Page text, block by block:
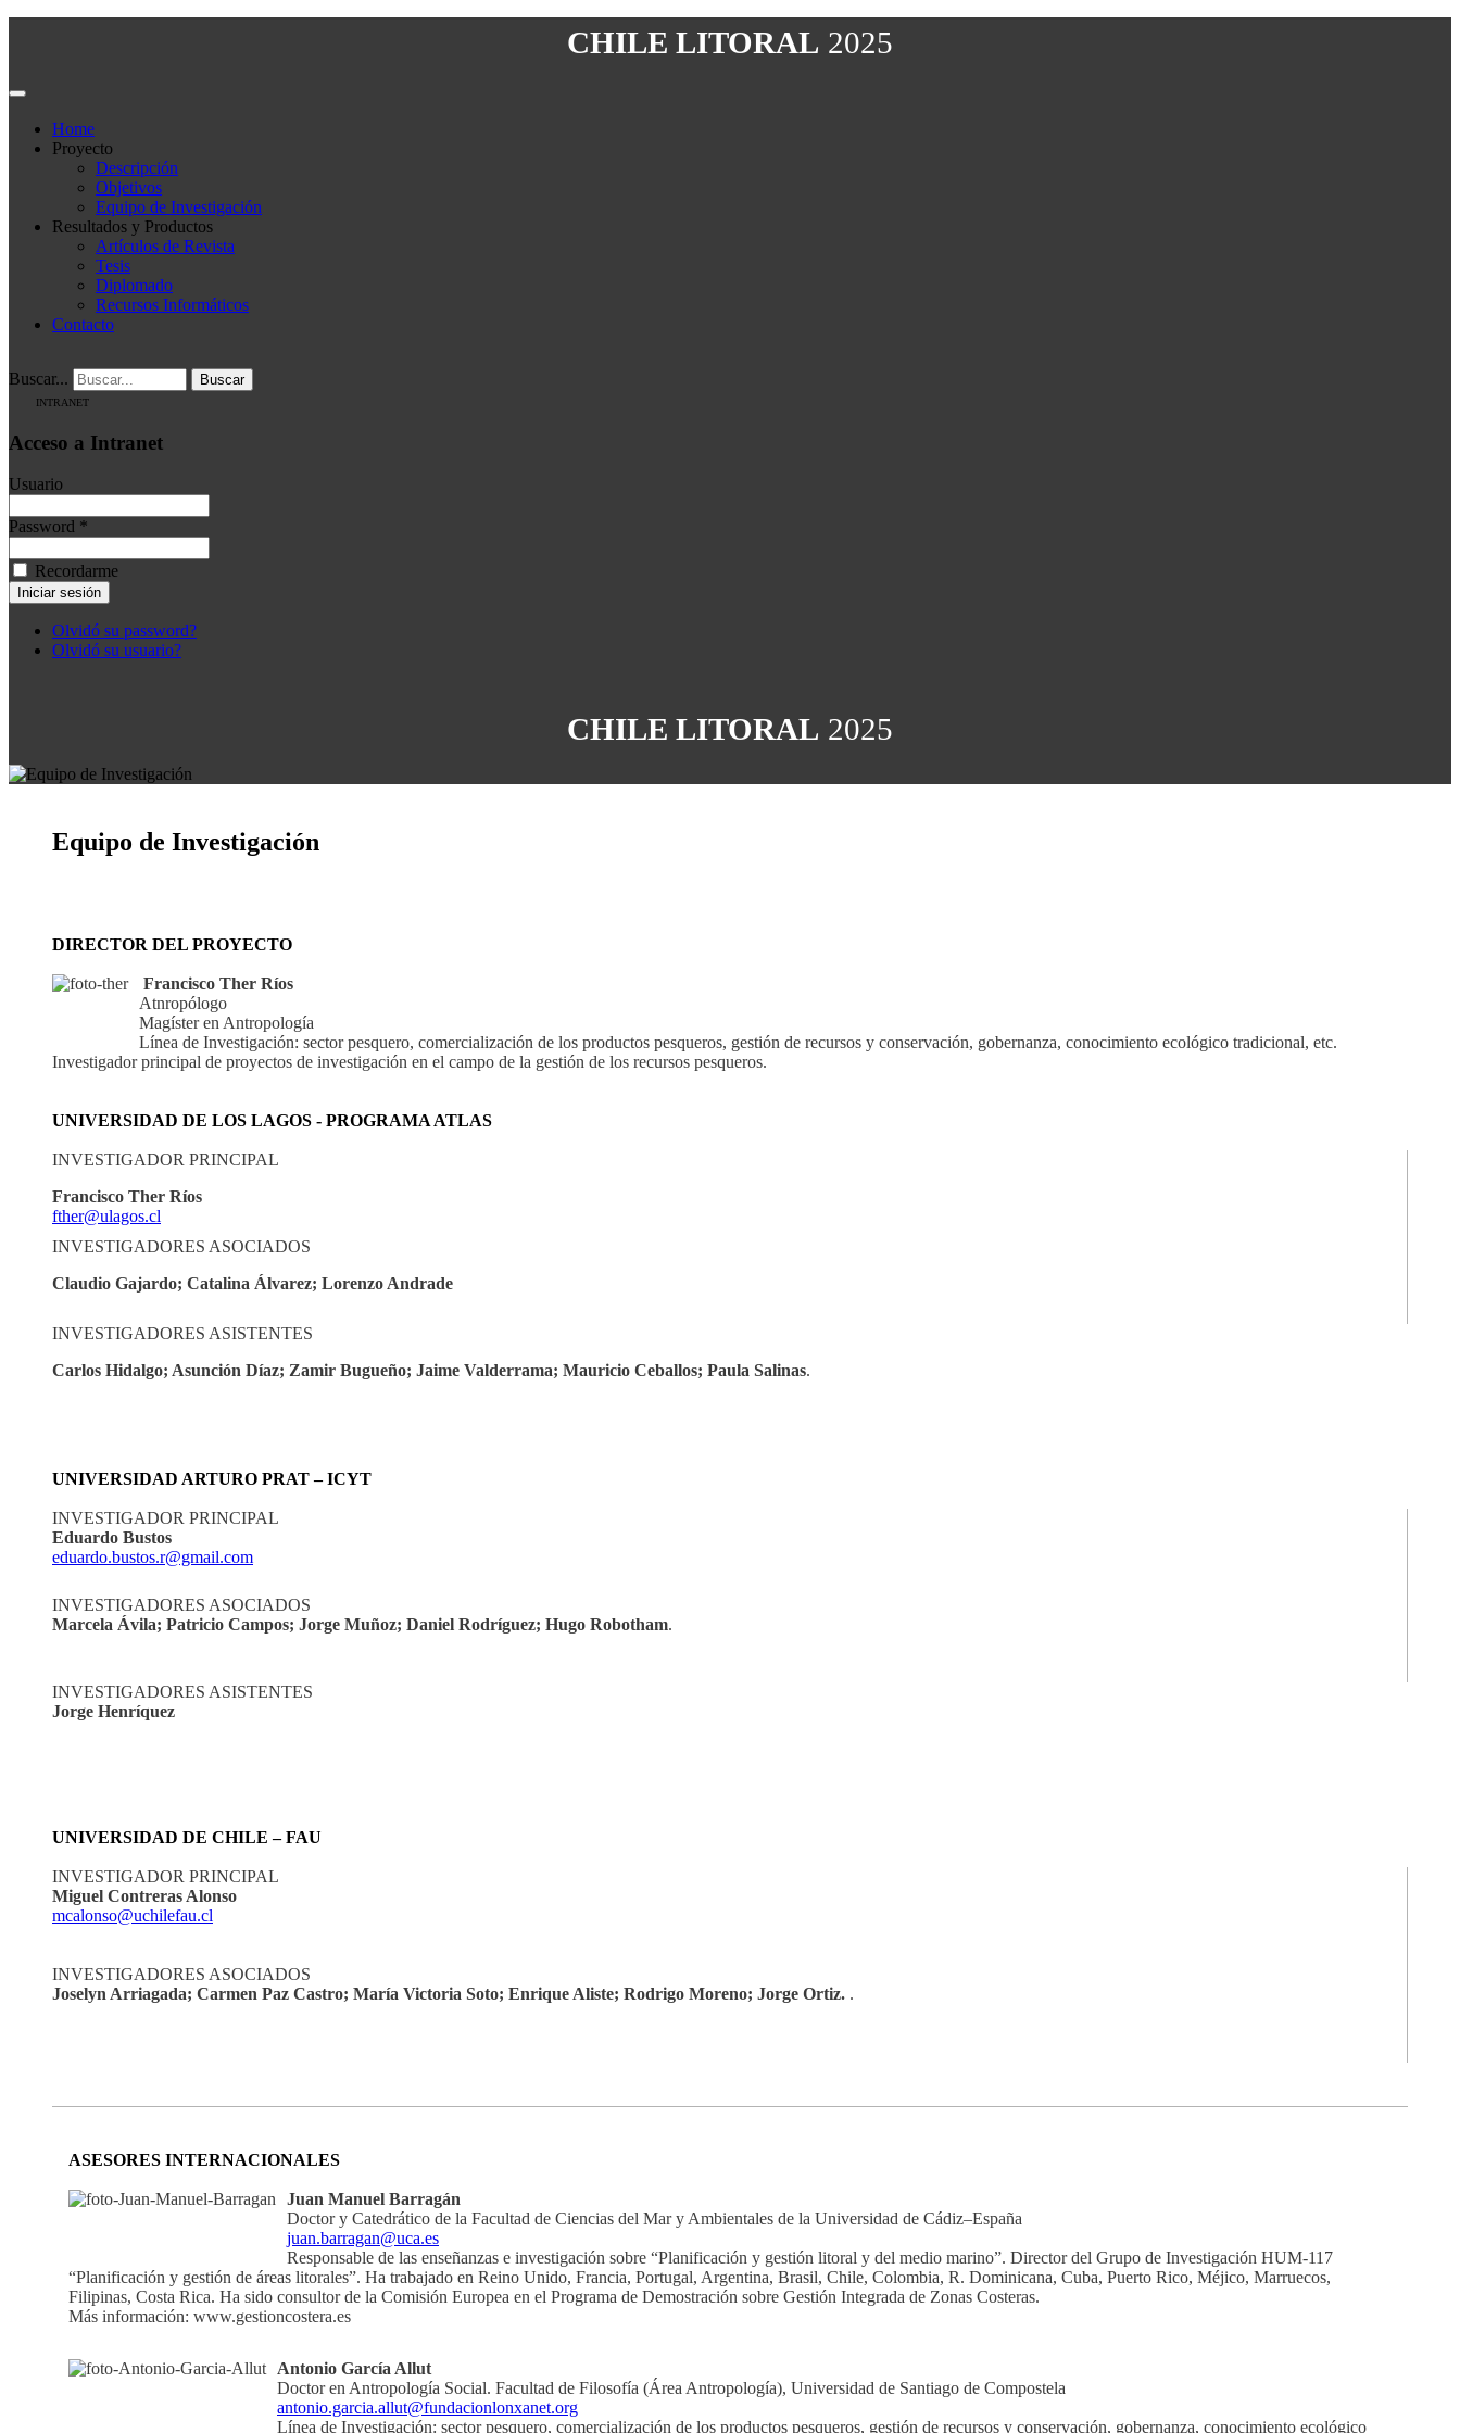
CHILE LITORAL 2025
Home
Proyecto
Descripción
Objetivos
Equipo de Investigación
Resultados y Productos
Artículos de Revista
Tesis
Diplomado
Recursos Informáticos
Contacto
Buscar... Buscar
INTRANET
Acceso a Intranet
Usuario
Password *
Recordarme
Olvidó su password?
Olvidó su usuario?
CHILE LITORAL 2025
Equipo de Investigación
DIRECTOR DEL PROYECTO
Francisco Ther Ríos
Atnropólogo
Magíster en Antropología
Línea de Investigación: sector pesquero, comercialización de los productos pesqueros, gestión de recursos y conservación, gobernanza, conocimiento ecológico tradicional, etc.
Investigador principal de proyectos de investigación en el campo de la gestión de los recursos pesqueros.
UNIVERSIDAD DE LOS LAGOS - PROGRAMA ATLAS
INVESTIGADOR PRINCIPAL
Francisco Ther Ríos
fther@ulagos.cl
INVESTIGADORES ASOCIADOS
Claudio Gajardo; Catalina Álvarez; Lorenzo Andrade
INVESTIGADORES ASISTENTES
Carlos Hidalgo; Asunción Díaz; Zamir Bugueño; Jaime Valderrama; Mauricio Ceballos; Paula Salinas.
UNIVERSIDAD ARTURO PRAT – ICYT
INVESTIGADOR PRINCIPAL
Eduardo Bustos
eduardo.bustos.r@gmail.com
INVESTIGADORES ASOCIADOS
Marcela Ávila; Patricio Campos; Jorge Muñoz; Daniel Rodríguez; Hugo Robotham.
INVESTIGADORES ASISTENTES
Jorge Henríquez
UNIVERSIDAD DE CHILE – FAU
INVESTIGADOR PRINCIPAL
Miguel Contreras Alonso
mcalonso@uchilefau.cl
INVESTIGADORES ASOCIADOS
Joselyn Arriagada; Carmen Paz Castro; María Victoria Soto; Enrique Aliste; Rodrigo Moreno; Jorge Ortiz. .
ASESORES INTERNACIONALES
Juan Manuel Barragán
Doctor y Catedrático de la Facultad de Ciencias del Mar y Ambientales de la Universidad de Cádiz–España
juan.barragan@uca.es
Responsable de las enseñanzas e investigación sobre “Planificación y gestión litoral y del medio marino”. Director del Grupo de Investigación HUM-117
“Planificación y gestión de áreas litorales”. Ha trabajado en Reino Unido, Francia, Portugal, Argentina, Brasil, Chile, Colombia, R. Dominicana, Cuba, Puerto Rico, Méjico, Marruecos,
Filipinas, Costa Rica. Ha sido consultor de la Comisión Europea en el Programa de Demostración sobre Gestión Integrada de Zonas Costeras.
Más información: www.gestioncostera.es
Antonio García Allut
Doctor en Antropología Social. Facultad de Filosofía (Área Antropología), Universidad de Santiago de Compostela
antonio.garcia.allut@fundacionlonxanet.org
Línea de Investigación: sector pesquero, comercialización de los productos pesqueros, gestión de recursos y conservación, gobernanza, conocimiento ecológico